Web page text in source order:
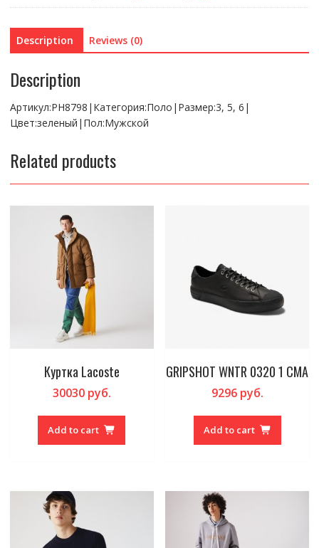
Description Reviews (0)
Description
Артикул:PH8798|Категория:Поло|Размер:3, 5, 6|
Цвет:зеленый|Пол:Мужской
Related products
Куртка Lacoste
30030руб.
Add to cart
GRIPSHOT WNTR 0320 1 CMA
9296руб.
Add to cart